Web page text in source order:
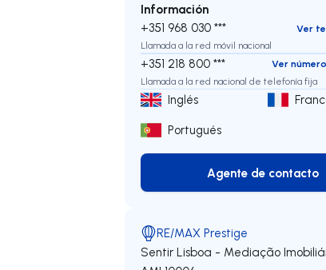
Información
+351 968 030 ***
Ver
Llamada a la red móvil nacional
+351 218 800 ***
Ver
Llamada a la red nacional de telefonía fija
Inglés
Portugués
Agente de
Agente de contacto
RE/MAX Prestige
Sentir Lisboa - Mediação